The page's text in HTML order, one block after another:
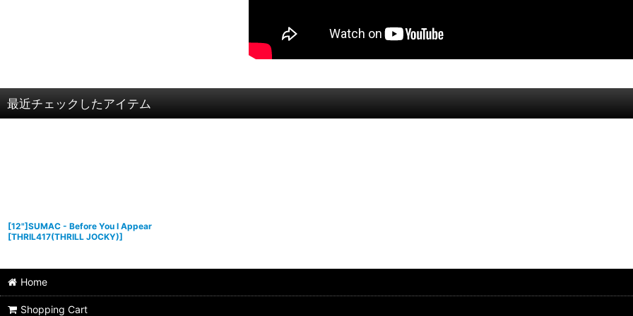
最近チェックしたアイテム
[12"]SUMAC - Before You I Appear
[THRIL417(THRILL JOCKY)]
Home
Shopping Cart